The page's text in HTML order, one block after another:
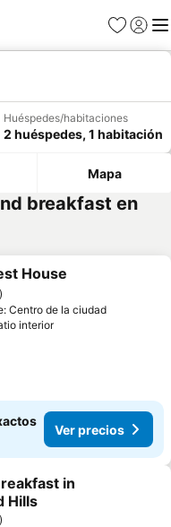
Favoritos
Iniciar
Huéspedes/habitaciones
2 huéspedes, 1 habitación
Mapa
breakfast en
a favoritos
House
Centro de la ciudad
interior
Ver precios
a favoritos
in
Hills